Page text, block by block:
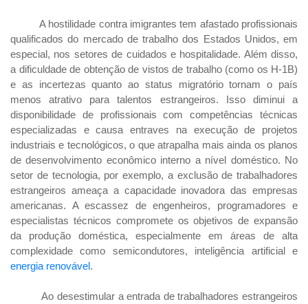
A hostilidade contra imigrantes tem afastado profissionais
qualificados do mercado de trabalho dos Estados Unidos, em
especial, nos setores de cuidados e hospitalidade. Além disso,
a dificuldade de obtenção de vistos de trabalho (como os H-1B)
e as incertezas quanto ao status migratório tornam o país
menos atrativo para talentos estrangeiros. Isso diminui a
disponibilidade de profissionais com competências técnicas
especializadas e causa entraves na execução de projetos
industriais e tecnológicos, o que atrapalha mais ainda os planos
de desenvolvimento econômico interno a nível doméstico. No
setor de tecnologia, por exemplo, a exclusão de trabalhadores
estrangeiros ameaça a capacidade inovadora das empresas
americanas. A escassez de engenheiros, programadores e
especialistas técnicos compromete os objetivos de expansão
da produção doméstica, especialmente em áreas de alta
complexidade como semicondutores, inteligência artificial e
energia renovável.
Ao desestimular a entrada de trabalhadores estrangeiros